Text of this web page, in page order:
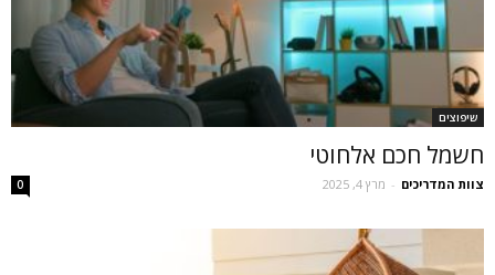
שיפוצים
חשמל חכם אלחוטי
צוות המדריכים - מרץ 4, 2025 0